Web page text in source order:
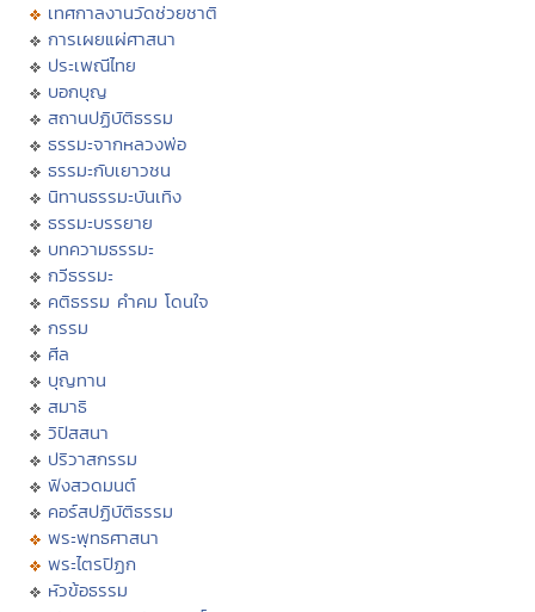
เทศกาลงานวัดช่วยชาติ
การเผยแผ่ศาสนา
ประเพณีไทย
บอกบุญ
สถานปฏิบัติธรรม
ธรรมะจากหลวงพ่อ
ธรรมะกับเยาวชน
นิทานธรรมะบันเทิง
ธรรมะบรรยาย
บทความธรรมะ
กวีธรรมะ
คติธรรม คำคม โดนใจ
กรรม
ศีล
บุญทาน
สมาธิ
วิปัสสนา
ปริวาสกรรม
ฟังสวดมนต์
คอร์สปฏิบัติธรรม
พระพุทธศาสนา
พระไตรปิฏก
หัวข้อธรรม